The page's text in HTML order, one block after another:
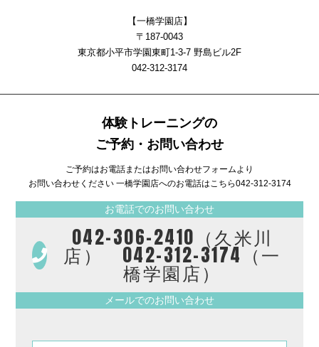
【一橋学園店】
〒187-0043
東京都小平市学園東町1-3-7 野島ビル2F
042-312-3174
体験トレーニングの
ご予約・お問い合わせ
ご予約はお電話またはお問い合わせフォームより
お問い合わせください 一橋学園店へのお電話はこちら042-312-3174
お電話でのお問い合わせ
042-306-2410（久米川
店） 042-312-3174（一
橋学園店）
メールでのお問い合わせ